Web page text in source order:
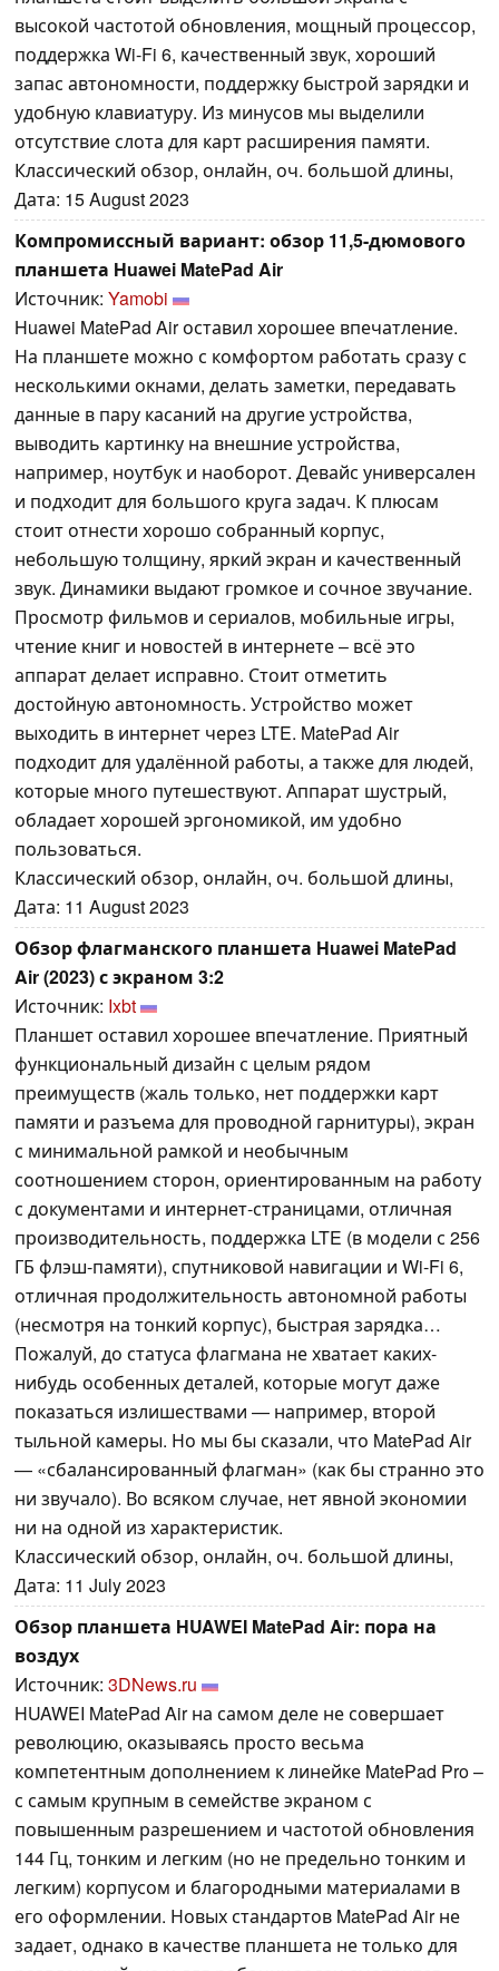
высокой частотой обновления, мощный процессор,
поддержка Wi-Fi 6, качественный звук, хороший
запас автономности, поддержку быстрой зарядки и
удобную клавиатуру. Из минусов мы выделили
отсутствие слота для карт расширения памяти.
Классический обзор, онлайн, оч. большой длины,
Дата: 15 August 2023
Компромиссный вариант: обзор 11,5-дюмового
планшета Huawei MatePad Air
Источник: Yamobi
Huawei MatePad Air оставил хорошее впечатление.
На планшете можно с комфортом работать сразу с
несколькими окнами, делать заметки, передавать
данные в пару касаний на другие устройства,
выводить картинку на внешние устройства,
например, ноутбук и наоборот. Девайс универсален
и подходит для большого круга задач. К плюсам
стоит отнести хорошо собранный корпус,
небольшую толщину, яркий экран и качественный
звук. Динамики выдают громкое и сочное звучание.
Просмотр фильмов и сериалов, мобильные игры,
чтение книг и новостей в интернете – всё это
аппарат делает исправно. Стоит отметить
достойную автономность. Устройство может
выходить в интернет через LTE. MatePad Air
подходит для удалённой работы, а также для людей,
которые много путешествуют. Аппарат шустрый,
обладает хорошей эргономикой, им удобно
пользоваться.
Классический обзор, онлайн, оч. большой длины,
Дата: 11 August 2023
Обзор флагманского планшета Huawei MatePad
Air (2023) с экраном 3:2
Источник: Ixbt
Планшет оставил хорошее впечатление. Приятный
функциональный дизайн с целым рядом
преимуществ (жаль только, нет поддержки карт
памяти и разъема для проводной гарнитуры), экран
с минимальной рамкой и необычным
соотношением сторон, ориентированным на работу
с документами и интернет-страницами, отличная
производительность, поддержка LTE (в модели с 256
ГБ флэш-памяти), спутниковой навигации и Wi-Fi 6,
отличная продолжительность автономной работы
(несмотря на тонкий корпус), быстрая зарядка…
Пожалуй, до статуса флагмана не хватает каких-
нибудь особенных деталей, которые могут даже
показаться излишествами — например, второй
тыльной камеры. Но мы бы сказали, что MatePad Air
— «сбалансированный флагман» (как бы странно это
ни звучало). Во всяком случае, нет явной экономии
ни на одной из характеристик.
Классический обзор, онлайн, оч. большой длины,
Дата: 11 July 2023
Обзор планшета HUAWEI MatePad Air: пора на
воздух
Источник: 3DNews.ru
HUAWEI MatePad Air на самом деле не совершает
революцию, оказываясь просто весьма
компетентным дополнением к линейке MatePad Pro –
с самым крупным в семействе экраном с
повышенным разрешением и частотой обновления
144 Гц, тонким и легким (но не предельно тонким и
легким) корпусом и благородными материалами в
его оформлении. Новых стандартов MatePad Air не
задает, однако в качестве планшета не только для